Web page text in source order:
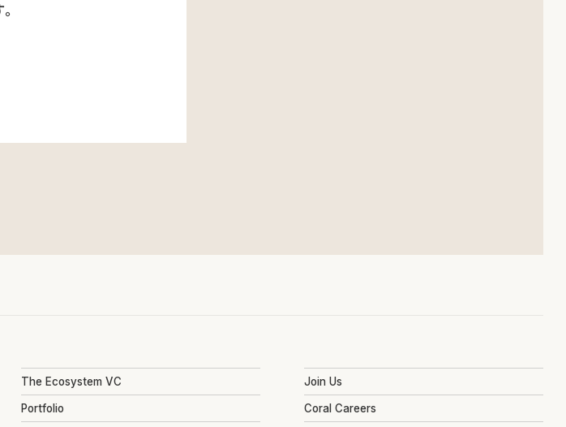
The Ecosystem VC
Portfolio
Join Us
Coral Careers